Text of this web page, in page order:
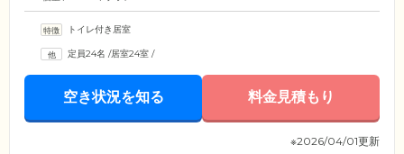
トイレ付き居室
定員24名 /居室24室 /
空き状況を知る 料金見積もり
※2026/04/01更新